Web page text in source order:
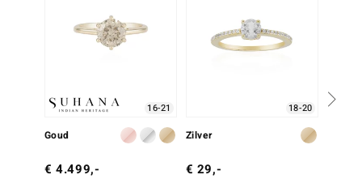
Collection
16-21
Goud
€ 4.499,-
18-20
Zilver
€ 29,-